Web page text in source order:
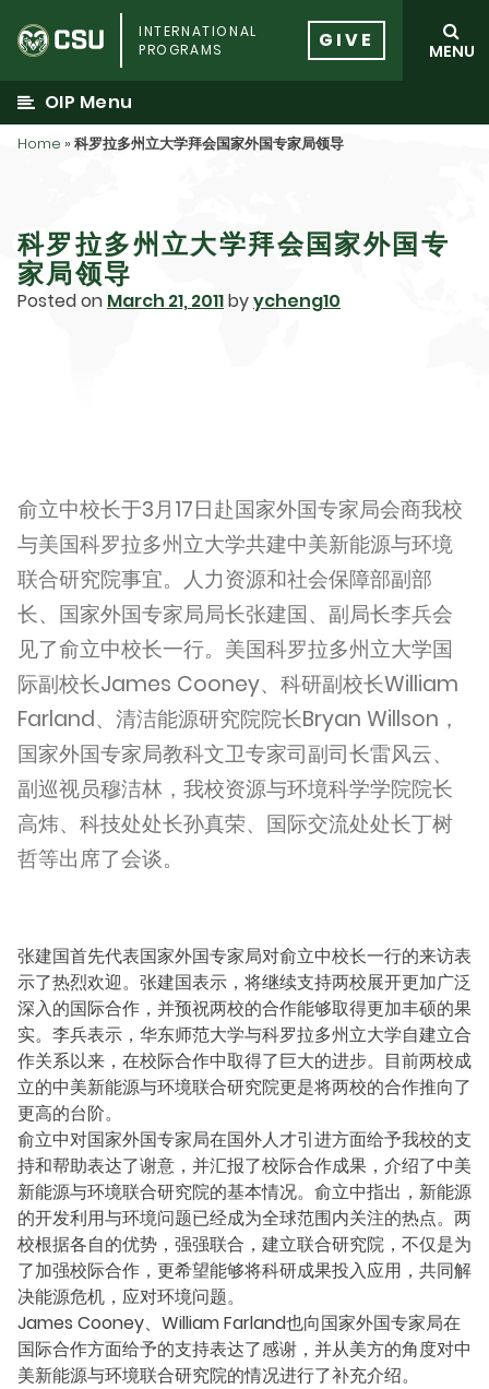
to
content
INTERNATIONAL
PROGRAMS
GIVE MENU
OIP Menu
科罗拉多州立大学拜会国家外国专
家局领导
Posted on March 21, 2011byycheng10
Home » 科罗拉多州立大学拜会国家外国专家局领导
俞立中校长于3月17日赴国家外国专家局会商我校
与美国科罗拉多州立大学共建中美新能源与环境
联合研究院事宜。人力资源和社会保障部副部
长、国家外国专家局局长张建国、副局长李兵会
见了俞立中校长一行。美国科罗拉多州立大学国
际副校长James Cooney、科研副校长William
Farland、清洁能源研究院院长Bryan Willson，
国家外国专家局教科文卫专家司副司长雷风云、
副巡视员穆洁林，我校资源与环境科学学院院长
高炜、科技处处长孙真荣、国际交流处处长丁树
哲等出席了会谈。
张建国首先代表国家外国专家局对俞立中校长一行的来访表
示了热烈欢迎。张建国表示，将继续支持两校展开更加广泛
深入的国际合作，并预祝两校的合作能够取得更加丰硕的果
实。李兵表示，华东师范大学与科罗拉多州立大学自建立合
作关系以来，在校际合作中取得了巨大的进步。目前两校成
立的中美新能源与环境联合研究院更是将两校的合作推向了
更高的台阶。
俞立中对国家外国专家局在国外人才引进方面给予我校的支
持和帮助表达了谢意，并汇报了校际合作成果，介绍了中美
新能源与环境联合研究院的基本情况。俞立中指出，新能源
的开发利用与环境问题已经成为全球范围内关注的热点。两
校根据各自的优势，强强联合，建立联合研究院，不仅是为
了加强校际合作，更希望能够将科研成果投入应用，共同解
决能源危机，应对环境问题。
James Cooney、William Farland也向国家外国专家局在
国际合作方面给予的支持表达了感谢，并从美方的角度对中
美新能源与环境联合研究院的情况进行了补充介绍。